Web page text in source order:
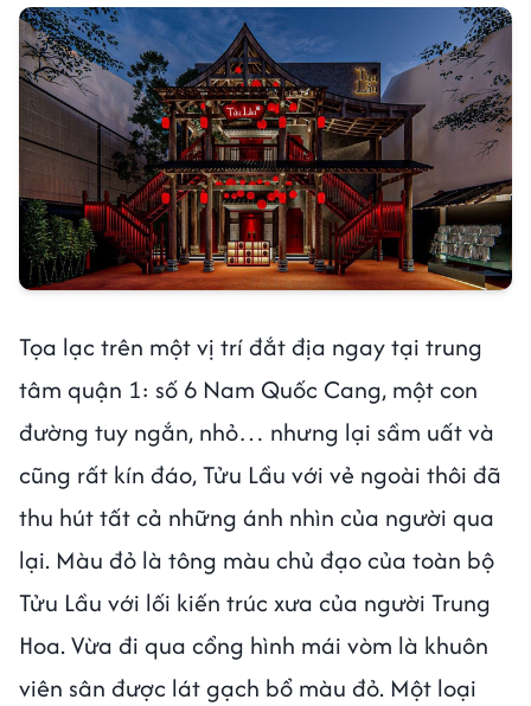
Tọa lạc trên một vị trí đắt địa ngay tại trung
tâm quận 1: số 6 Nam Quốc Cang, một con
đường tuy ngắn, nhỏ… nhưng lại sầm uất và
cũng rất kín đáo, Tửu Lầu với vẻ ngoài thôi đã
thu hút tất cả những ánh nhìn của người qua
lại. Màu đỏ là tông màu chủ đạo của toàn bộ
Tửu Lầu với lối kiến trúc xưa của người Trung
Hoa. Vừa đi qua cổng hình mái vòm là khuôn
viên sân được lát gạch bổ màu đỏ. Một loại